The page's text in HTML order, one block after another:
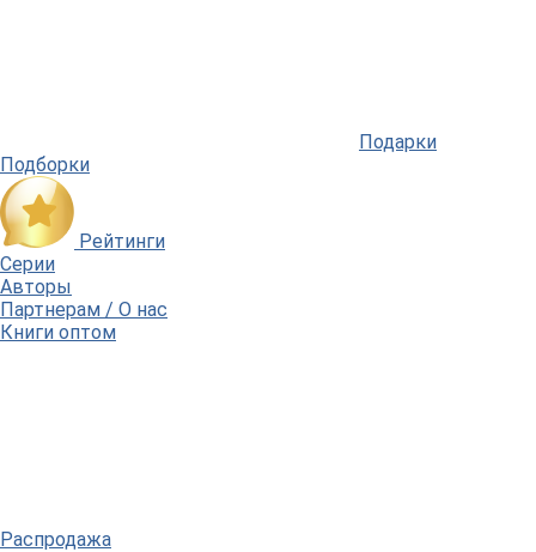
Подарки
Подборки
Рейтинги
Серии
Авторы
Партнерам / О нас
Книги оптом
Распродажа